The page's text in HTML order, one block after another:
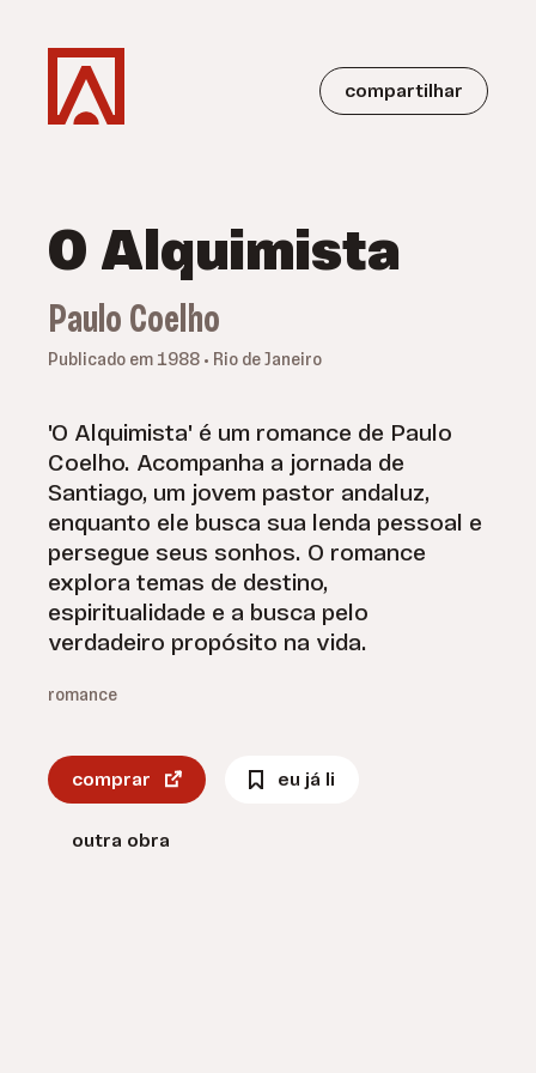
compartilhar
O Alquimista
Paulo Coelho
Publicado em 1988 • Rio de Janeiro
'O Alquimista' é um romance de Paulo
Coelho. Acompanha a jornada de
Santiago, um jovem pastor andaluz,
enquanto ele busca sua lenda pessoal e
persegue seus sonhos. O romance
explora temas de destino,
espiritualidade e a busca pelo
verdadeiro propósito na vida.
romance
comprar eu já li
outra obra